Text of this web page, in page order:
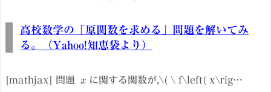
高校数学の「原関数を求める」問題を解いてみ
る。（Yahoo!知恵袋より）
[mathjax] 問題 に関する関数が,\( \ f\left( x\rig…